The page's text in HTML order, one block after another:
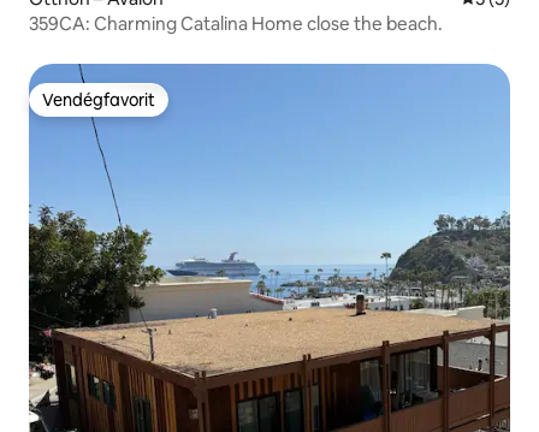
359CA: Charming Catalina Home close the beach.
Vendégfavorit
Vendégfavorit